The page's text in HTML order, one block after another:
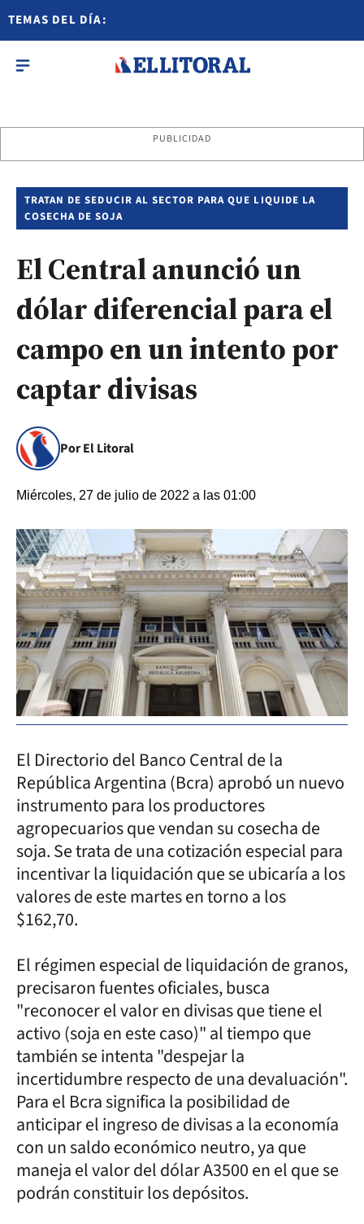
TEMAS DEL DÍA:
PUBLICIDAD
TRATAN DE SEDUCIR AL SECTOR PARA QUE LIQUIDE LA
COSECHA DE SOJA
El Central anunció un
dólar diferencial para el
campo en un intento por
captar divisas
Por El Litoral
Miércoles, 27 de julio de 2022 a las 01:00
El Directorio del Banco Central de la
República Argentina (Bcra) aprobó un nuevo
instrumento para los productores
agropecuarios que vendan su cosecha de
soja. Se trata de una cotización especial para
incentivar la liquidación que se ubicaría a los
valores de este martes en torno a los
$162,70.
El régimen especial de liquidación de granos,
precisaron fuentes oficiales, busca
"reconocer el valor en divisas que tiene el
activo (soja en este caso)" al tiempo que
también se intenta "despejar la
incertidumbre respecto de una devaluación".
Para el Bcra significa la posibilidad de
anticipar el ingreso de divisas a la economía
con un saldo económico neutro, ya que
maneja el valor del dólar A3500 en el que se
podrán constituir los depósitos.